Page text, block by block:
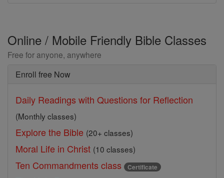
Online / Mobile Friendly Bible Classes
Free for anyone, anywhere
Enroll free Now
Daily Readings with Questions for Reflection
(Monthly classes)
Explore the Bible (20+ classes)
Moral Life in Christ (10 classes)
Ten Commandments class Certificate